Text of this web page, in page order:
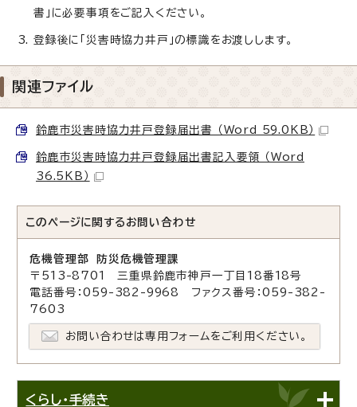
書」に必要事項をご記入ください。
登録後に「災害時協力井戸」の標識をお渡しします。
関連ファイル
鈴鹿市災害時協力井戸登録届出書 （Word 59.0KB）
鈴鹿市災害時協力井戸登録届出書記入要領 （Word
36.5KB）
このページに関する お問い合わせ
危機管理部 防災危機管理課
〒513-8701 三重県鈴鹿市神戸一丁目18番18号
電話番号：059-382-9968 ファクス番号：059-382-
7603
お問い合わせは専用フォームをご利用ください。
くらし・手続き